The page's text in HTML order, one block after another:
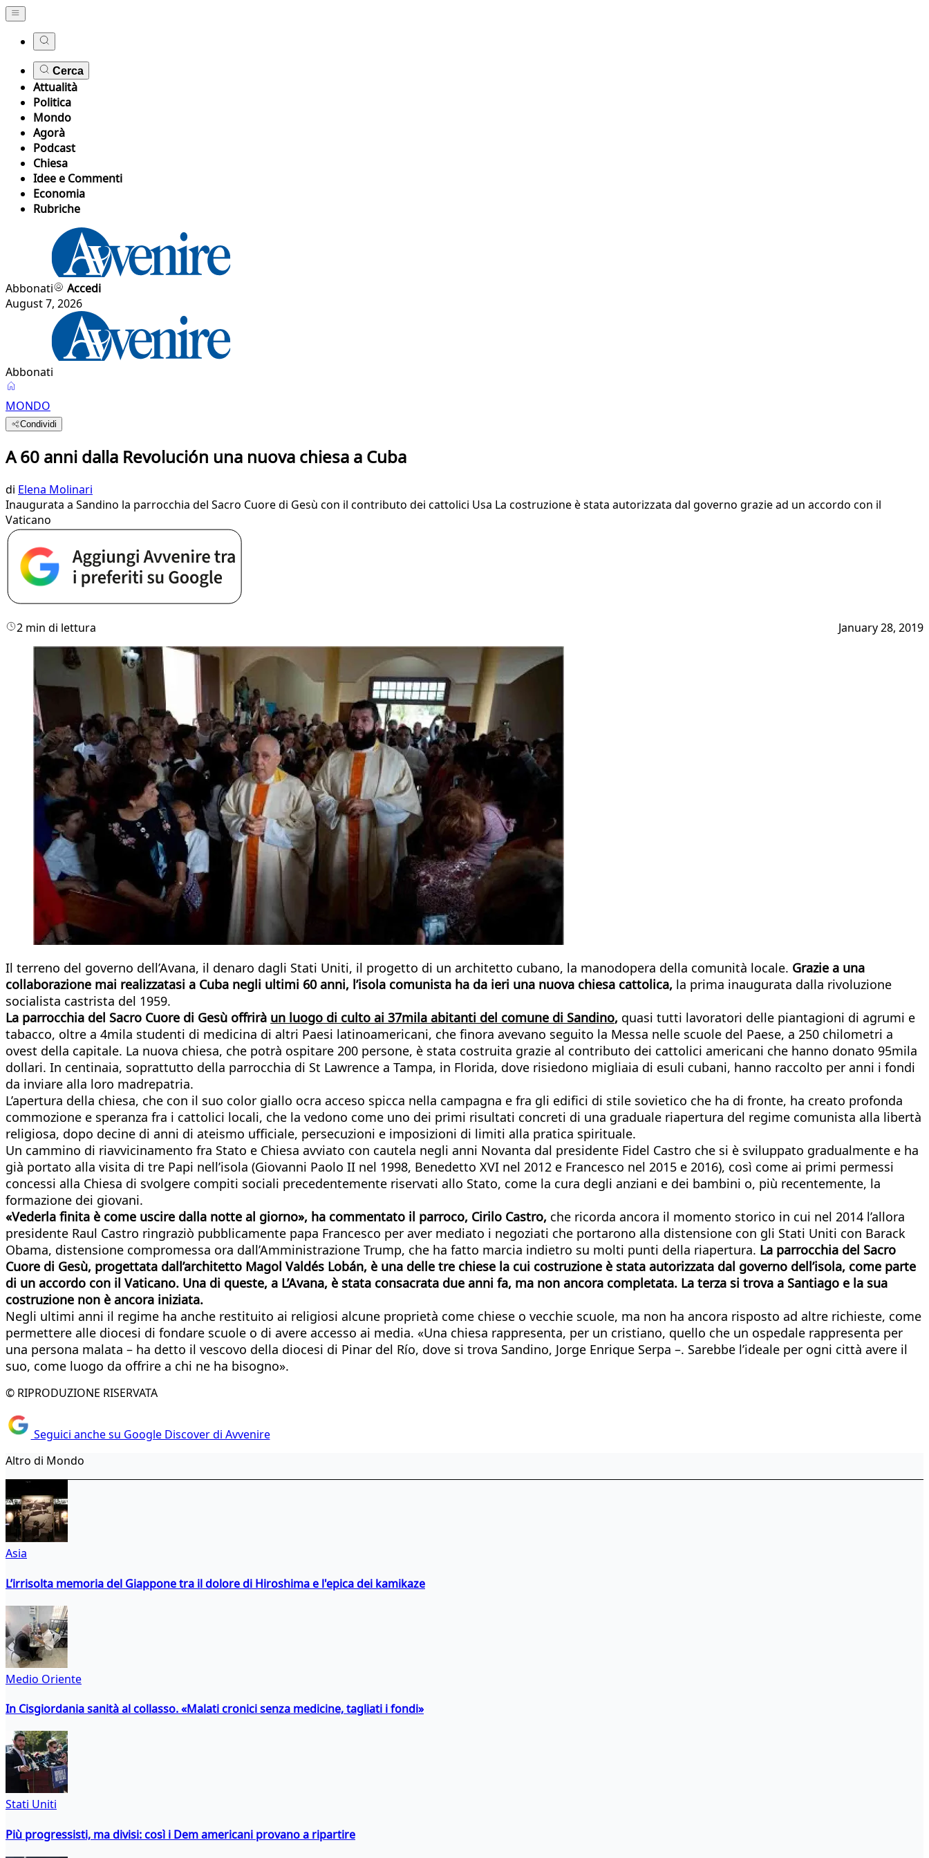
Cerca
Attualità
Politica
Mondo
Agorà
Podcast
Chiesa
Idee e Commenti
Economia
Rubriche
Abbonati
Accedi
August 7, 2026
Abbonati
MONDO
Condividi
A 60 anni dalla Revolución una nuova chiesa a Cuba
di Elena Molinari
Inaugurata a Sandino la parrocchia del Sacro Cuore di Gesù con il contributo dei cattolici Usa La costruzione è stata autorizzata dal governo grazie ad un accordo con il
Vaticano
2 min di lettura January 28, 2019
Il terreno del governo dell’Avana, il denaro dagli Stati Uniti, il progetto di un architetto cubano, la manodopera della comunità locale. Grazie a una
collaborazione mai realizzatasi a Cuba negli ultimi 60 anni, l’isola comunista ha da ieri una nuova chiesa cattolica, la prima inaugurata dalla rivoluzione
socialista castrista del 1959.
La parrocchia del Sacro Cuore di Gesù offrirà un luogo di culto ai 37mila abitanti del comune di Sandino, quasi tutti lavoratori delle piantagioni di agrumi e
tabacco, oltre a 4mila studenti di medicina di altri Paesi latinoamericani, che finora avevano seguito la Messa nelle scuole del Paese, a 250 chilometri a
ovest della capitale. La nuova chiesa, che potrà ospitare 200 persone, è stata costruita grazie al contributo dei cattolici americani che hanno donato 95mila
dollari. In centinaia, soprattutto della parrocchia di St Lawrence a Tampa, in Florida, dove risiedono migliaia di esuli cubani, hanno raccolto per anni i fondi
da inviare alla loro madrepatria.
L’apertura della chiesa, che con il suo color giallo ocra acceso spicca nella campagna e fra gli edifici di stile sovietico che ha di fronte, ha creato profonda
commozione e speranza fra i cattolici locali, che la vedono come uno dei primi risultati concreti di una graduale riapertura del regime comunista alla libertà
religiosa, dopo decine di anni di ateismo ufficiale, persecuzioni e imposizioni di limiti alla pratica spirituale.
Un cammino di riavvicinamento fra Stato e Chiesa avviato con cautela negli anni Novanta dal presidente Fidel Castro che si è sviluppato gradualmente e ha
già portato alla visita di tre Papi nell’isola (Giovanni Paolo II nel 1998, Benedetto XVI nel 2012 e Francesco nel 2015 e 2016), così come ai primi permessi
concessi alla Chiesa di svolgere compiti sociali precedentemente riservati allo Stato, come la cura degli anziani e dei bambini o, più recentemente, la
formazione dei giovani.
«Vederla finita è come uscire dalla notte al giorno», ha commentato il parroco, Cirilo Castro, che ricorda ancora il momento storico in cui nel 2014 l’allora
presidente Raul Castro ringraziò pubblicamente papa Francesco per aver mediato i negoziati che portarono alla distensione con gli Stati Uniti con Barack
Obama, distensione compromessa ora dall’Amministrazione Trump, che ha fatto marcia indietro su molti punti della riapertura. La parrocchia del Sacro
Cuore di Gesù, progettata dall’architetto Magol Valdés Lobán, è una delle tre chiese la cui costruzione è stata autorizzata dal governo dell’isola, come parte
di un accordo con il Vaticano. Una di queste, a L’Avana, è stata consacrata due anni fa, ma non ancora completata. La terza si trova a Santiago e la sua
costruzione non è ancora iniziata.
Negli ultimi anni il regime ha anche restituito ai religiosi alcune proprietà come chiese o vecchie scuole, ma non ha ancora risposto ad altre richieste, come
permettere alle diocesi di fondare scuole o di avere accesso ai media. «Una chiesa rappresenta, per un cristiano, quello che un ospedale rappresenta per
una persona malata – ha detto il vescovo della diocesi di Pinar del Río, dove si trova Sandino, Jorge Enrique Serpa –. Sarebbe l’ideale per ogni città avere il
suo, come luogo da offrire a chi ne ha bisogno».
© RIPRODUZIONE RISERVATA
Seguici anche su Google Discover di Avvenire
Altro di Mondo
Asia
L’irrisolta memoria del Giappone tra il dolore di Hiroshima e l'epica dei kamikaze
Medio Oriente
In Cisgiordania sanità al collasso. «Malati cronici senza medicine, tagliati i fondi»
Stati Uniti
Più progressisti, ma divisi: così i Dem americani provano a ripartire